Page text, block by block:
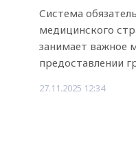
Система
медицинского
занимает важное
предоставлении
27.11.2025 12:34